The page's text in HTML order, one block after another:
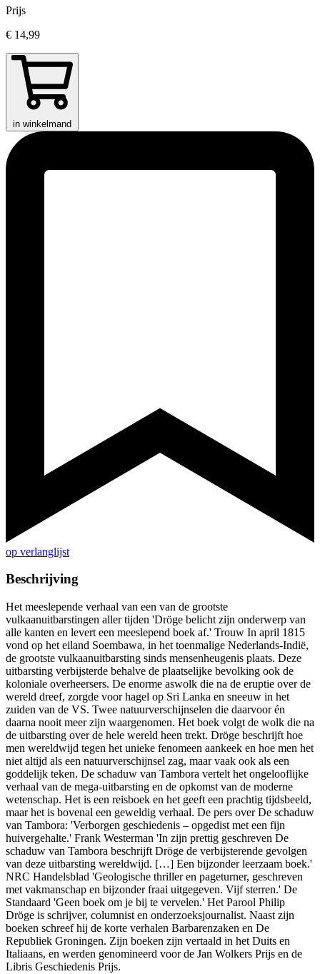
Prijs
€ 14,99
in winkelmand
op verlanglijst
Beschrijving
Het meeslepende verhaal van een van de grootste
vulkaanuitbarstingen aller tijden 'Dröge belicht zijn onderwerp van
alle kanten en levert een meeslepend boek af.' Trouw In april 1815
vond op het eiland Soembawa, in het toenmalige Nederlands-Indië,
de grootste vulkaanuitbarsting sinds mensenheugenis plaats. Deze
uitbarsting verbijsterde behalve de plaatselijke bevolking ook de
koloniale overheersers. De enorme aswolk die na de eruptie over de
wereld dreef, zorgde voor hagel op Sri Lanka en sneeuw in het
zuiden van de VS. Twee natuurverschijnselen die daarvoor én
daarna nooit meer zijn waargenomen. Het boek volgt de wolk die na
de uitbarsting over de hele wereld heen trekt. Dröge beschrijft hoe
men wereldwijd tegen het unieke fenomeen aankeek en hoe men het
niet altijd als een natuurverschijnsel zag, maar vaak ook als een
goddelijk teken. De schaduw van Tambora vertelt het ongelooflijke
verhaal van de mega-uitbarsting en de opkomst van de moderne
wetenschap. Het is een reisboek en het geeft een prachtig tijdsbeeld,
maar het is bovenal een geweldig verhaal. De pers over De schaduw
van Tambora: 'Verborgen geschiedenis – opgedist met een fijn
huivergehalte.' Frank Westerman 'In zijn prettig geschreven De
schaduw van Tambora beschrijft Dröge de verbijsterende gevolgen
van deze uitbarsting wereldwijd. […] Een bijzonder leerzaam boek.'
NRC Handelsblad 'Geologische thriller en pageturner, geschreven
met vakmanschap en bijzonder fraai uitgegeven. Vijf sterren.' De
Standaard 'Geen boek om je bij te vervelen.' Het Parool Philip
Dröge is schrijver, columnist en onderzoeksjournalist. Naast zijn
boeken schreef hij de korte verhalen Barbarenzaken en De
Republiek Groningen. Zijn boeken zijn vertaald in het Duits en
Italiaans, en werden genomineerd voor de Jan Wolkers Prijs en de
Libris Geschiedenis Prijs.